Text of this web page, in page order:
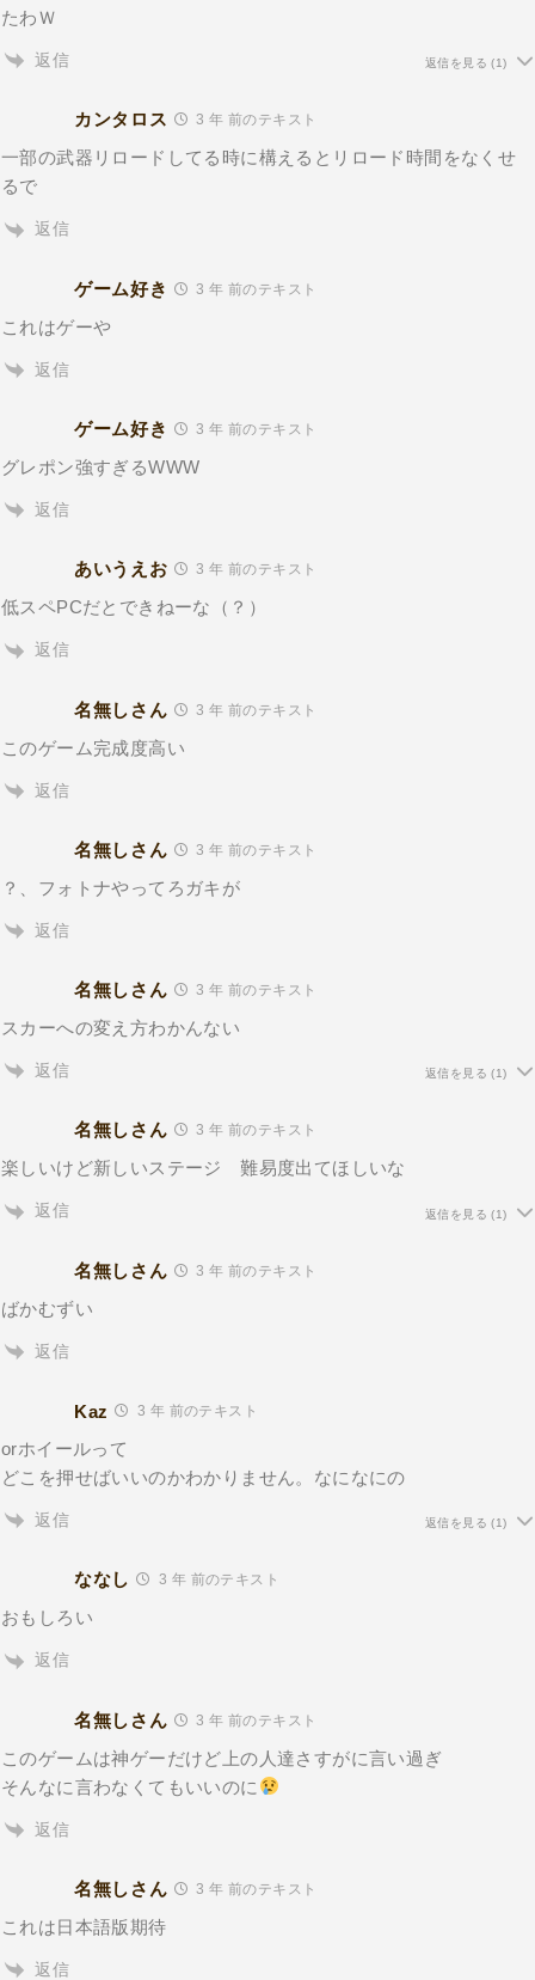
たわＷ
返信 返信を見る (1)
カンタロス 3 年 前のテキスト
一部の武器リロードしてる時に構えるとリロード時間をなくせ
るで
返信
ゲーム好き 3 年 前のテキスト
これはゲーや
返信
ゲーム好き 3 年 前のテキスト
グレポン強すぎるWWW
返信
あいうえお 3 年 前のテキスト
低スペPCだとできねーな（？）
返信
名無しさん 3 年 前のテキスト
このゲーム完成度高い
返信
名無しさん 3 年 前のテキスト
？、フォトナやってろガキが
返信
名無しさん 3 年 前のテキスト
スカーへの変え方わかんない
返信 返信を見る (1)
名無しさん 3 年 前のテキスト
楽しいけど新しいステージ 難易度出てほしいな
返信 返信を見る (1)
名無しさん 3 年 前のテキスト
ばかむずい
返信
Kaz 3 年 前のテキスト
orホイールって
どこを押せばいいのかわかりません。なになにの
返信 返信を見る (1)
ななし 3 年 前のテキスト
おもしろい
返信
名無しさん 3 年 前のテキスト
このゲームは神ゲーだけど上の人達さすがに言い過ぎ
そんなに言わなくてもいいのに
返信
名無しさん 3 年 前のテキスト
これは日本語版期待
返信